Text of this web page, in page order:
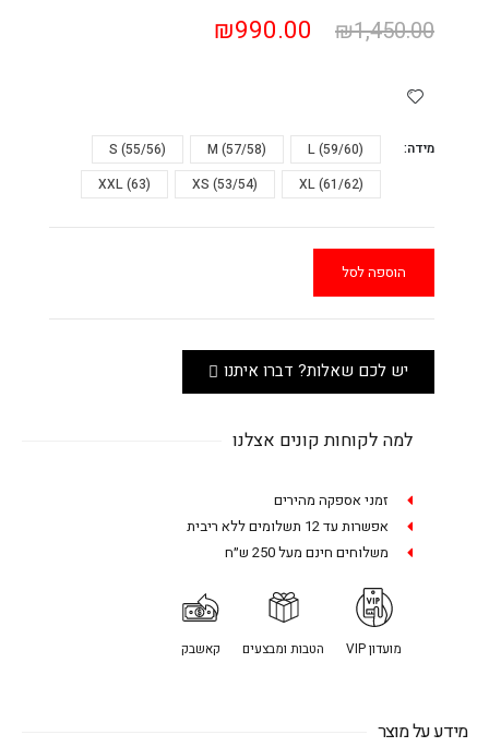
₪1,450.00
₪990.00
מידה L (59/60)
M (57/58)
S (55/56)
XL (61/62)
XS (53/54)
XXL (63)
הוספה לסל
יש לכם שאלות? דברו איתנו
למה לקוחות קונים אצלנו
זמני אספקה מהירים
אפשרות עד 12 תשלומים ללא ריבית
משלוחים חינם מעל 250 ש״ח
מועדון VIP הטבות ומבצעים קאשבק
מידע על מוצר